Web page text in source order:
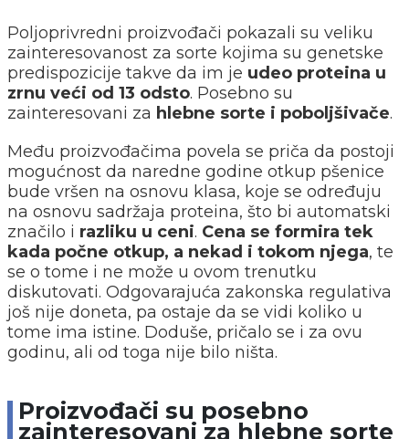
Poljoprivredni proizvođači pokazali su veliku
zainteresovanost za sorte kojima su genetske
predispozicije takve da im je udeo proteina u
zrnu veći od 13 odsto. Posebno su
zainteresovani za hlebne sorte i poboljšivače.
Među proizvođačima povela se priča da postoji
mogućnost da naredne godine otkup pšenice
bude vršen na osnovu klasa, koje se određuju
na osnovu sadržaja proteina, što bi automatski
značilo i razliku u ceni. Cena se formira tek
kada počne otkup, a nekad i tokom njega, te
se o tome i ne može u ovom trenutku
diskutovati. Odgovarajuća zakonska regulativa
još nije doneta, pa ostaje da se vidi koliko u
tome ima istine. Doduše, pričalo se i za ovu
godinu, ali od toga nije bilo ništa.
Proizvođači su posebno
zainteresovani za hlebne sorte